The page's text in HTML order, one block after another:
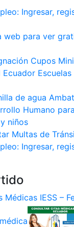
Ingresar,
web para ver
Cupos
Ecuador
de agua
Humano
niños
Multas de
Ingresar,
Médicas IESS –